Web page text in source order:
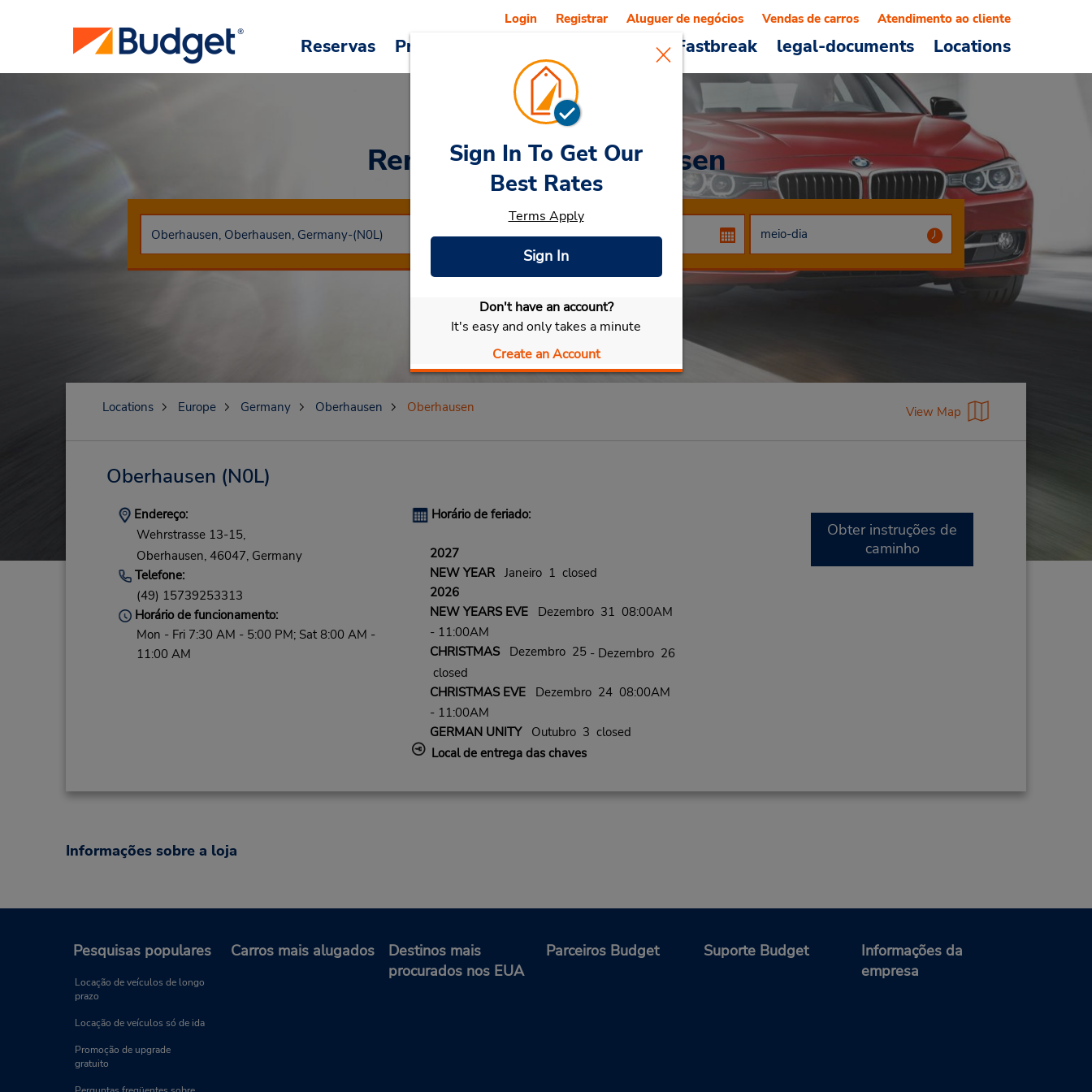
Reservas Promoções Veículos e serviços Fastbreak legal-documents Locations
Login Registrar Aluguer de negócios Vendas de carros Atendimento ao cliente
Rent a Carat Oberhausen
Selecionar meu carro
Sign In To Get Our
Best Rates
Terms Apply
Sign In
Don't have an account?
It's easy and only takes a minute
Create an Account
Locations Europe Germany Oberhausen Oberhausen View Map
Oberhausen (N0L)
Endereço:
Wehrstrasse 13-15,
Oberhausen, 46047, Germany
Telefone:
(49) 15739253313
Horário de funcionamento:
Mon - Fri 7:30 AM - 5:00 PM; Sat 8:00 AM -
11:00 AM
Horário de feriado:
2027
NEW YEARJaneiro 1 closed
2026
NEW YEARS EVEDezembro 31 08:00AM
- 11:00AM
CHRISTMASDezembro 25 - Dezembro 26
closed
CHRISTMAS EVEDezembro 24 08:00AM
- 11:00AM
GERMAN UNITYOutubro 3 closed
Local de entrega das chaves
Obter instruções de
caminho
Informações sobre a loja
Pesquisas populares
Locação de veículos de longo
prazo
Locação de veículos só de ida
Promoção de upgrade
gratuito
Carros mais alugados
Destinos mais
procurados nos EUA
Parceiros Budget Suporte Budget
Informações da
empresa